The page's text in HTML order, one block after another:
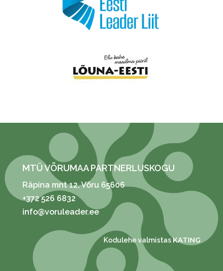
MTÜ VÕRUMAA PARTNERLUSKOGU
Räpina mnt 12, Võru 65606
+372 526 6832
info@voruleader.ee
Kodulehe valmistasKATING